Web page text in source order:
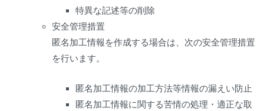
特異な記述等の削除
安全管理措置
匿名加工情報を作成する場合は、次の安全管理措置
を行います。
匿名加工情報の加工方法等情報の漏えい防止
匿名加工情報に関する苦情の処理・適正な取